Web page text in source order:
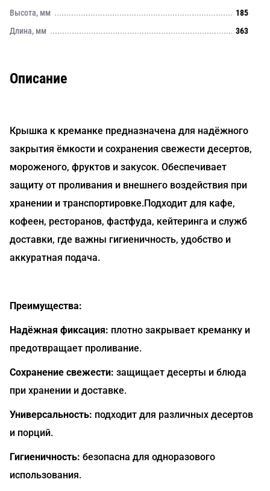
Высота, мм
185
Длина, мм
363
Описание
Крышка к креманке предназначена для надёжного
закрытия ёмкости и сохранения свежести десертов,
мороженого, фруктов и закусок. Обеспечивает
защиту от проливания и внешнего воздействия при
хранении и транспортировке.Подходит для кафе,
кофеен, ресторанов, фастфуда, кейтеринга и служб
доставки, где важны гигиеничность, удобство и
аккуратная подача.
Преимущества:
Надёжная фиксация: плотно закрывает креманку и
предотвращает проливание.
Сохранение свежести: защищает десерты и блюда
при хранении и доставке.
Универсальность: подходит для различных десертов
и порций.
Гигиеничность: безопасна для одноразового
использования.